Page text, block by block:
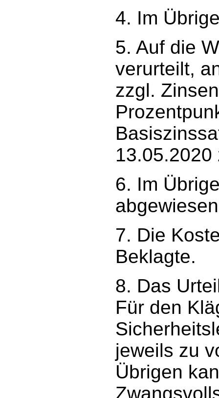
4. Im
5. Auf die
verurteilt,
zzgl.
6. Im
7. Die
Beklagte.
8. Das
Für den
jeweils zu
Übrigen